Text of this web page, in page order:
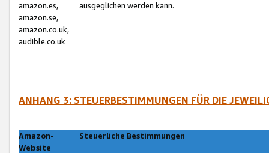
amazon.es,
amazon.se,
amazon.co.uk,
audible.co.uk
ausgeglichen werden kann.
ANHANG 3: STEUERBESTIMMUNGEN FÜR DIE
Amazon-
Website
Steuerliche Bestimmungen